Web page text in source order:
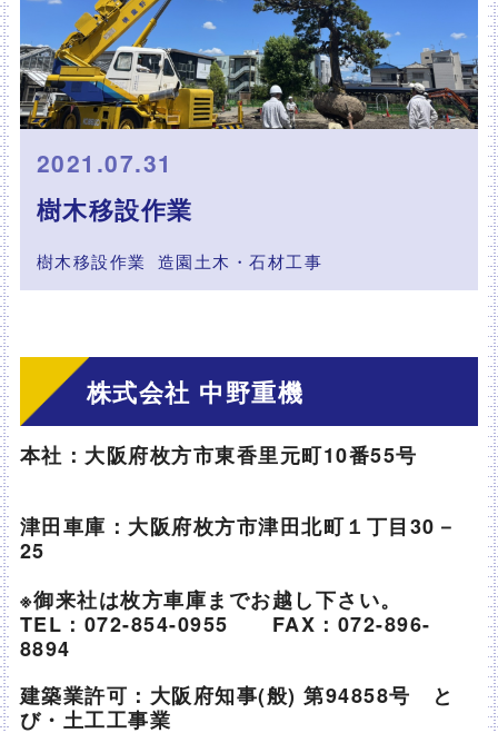
樹木移設作業
2021.07.31
樹木移設作業 造園土木・石材工事
株式会社 中野重機
本社：大阪府枚方市東香里元町10番55号
津田車庫：大阪府枚方市津田北町１丁目30－
25
※御来社は枚方車庫までお越し下さい。
TEL：072-854-0955 FAX：072-896-
8894
建築業許可：大阪府知事(般) 第94858号 と
び・土工工事業